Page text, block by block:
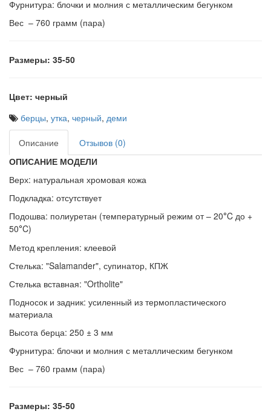
Фурнитура: блочки и молния с металлическим бегунком
Вес – 760 грамм (пара)
Размеры: 35-50
Цвет: черный
берцы, утка, черный, деми
Описание
Отзывов (0)
ОПИСАНИЕ МОДЕЛИ
Верх: натуральная хромовая кожа
Подкладка: отсутствует
Подошва: полиуретан (температурный режим от – 20°C до +
50°C)
Метод крепления: клеевой
Стелька: "Salamander", супинатор, КПЖ
Стелька вставная: "Ortholite"
Подносок и задник: усиленный из термопластического
материала
Высота берца: 250 ± 3 мм
Фурнитура: блочки и молния с металлическим бегунком
Вес – 760 грамм (пара)
Размеры: 35-50